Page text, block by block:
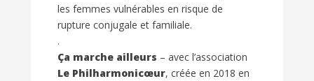
les femmes vulnérables en risque de
rupture conjugale et familiale.
.
Ça marche ailleurs – avec l’association
Le Philharmonicœur, créée en 2018 en